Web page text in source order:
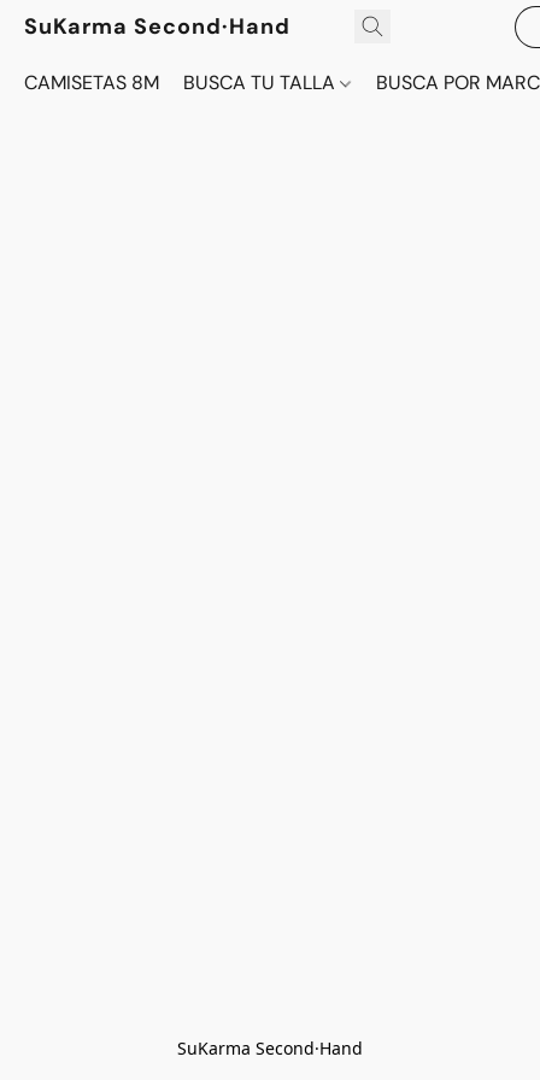
SuKarma Second·Hand
CAMISETAS 8M BUSCA TU TALLA BUSCA POR
SuKarma Second·Hand